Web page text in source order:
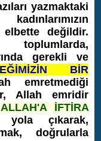
yazmaktaki
elbette değildir.
gerekli ve
BİR
emretmediği
Allah emridir
ALLAH'A İFTİRA
yola çıkarak,
doğrularla